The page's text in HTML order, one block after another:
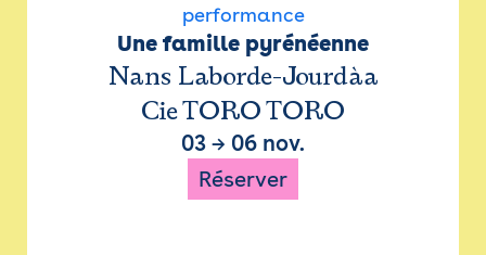
performance
Une famille pyrénéenne
Nans Laborde-Jourdàa
Cie TORO TORO
03 → 06 nov.
Réserver